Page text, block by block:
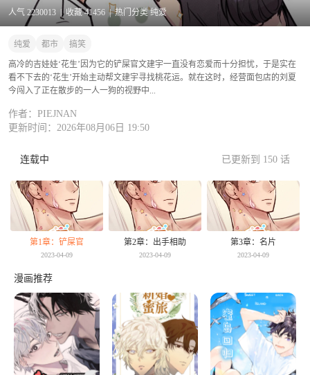
人气 2230013 | 收藏 41456 | 热门分类 纯爱
纯爱 都市 搞笑
高冷的吉娃娃‘花生’因为它的铲屎官文建宇一直没有恋爱而十分担忧，于是实在
看不下去的‘花生’开始主动帮文建宇寻找桃花运。就在这时，经营面包店的刘夏
今闯入了正在散步的一人一狗的视野中...
作者：PIEJNAN
更新时间：2026年08月06日 19:50
连载中 已更新到 150 话
第1章：铲屎官
2023-04-09
第2章：出手相助
2023-04-09
第3章：名片
2023-04-09
漫画推荐